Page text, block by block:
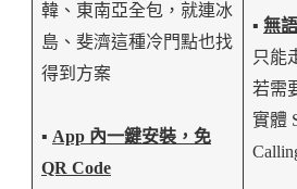
韓、東南亞全包，就連冰
島、斐濟這種冷門點也找
得到方案
▪️ App 內一鍵安裝，免
QR Code
▪️ 無
只能
若需
實體